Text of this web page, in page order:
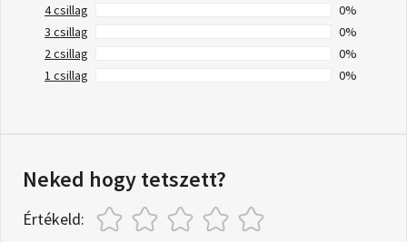
4 csillag
0%
3 csillag
0%
2 csillag
0%
1 csillag
0%
Neked hogy tetszett?
Értékeld: